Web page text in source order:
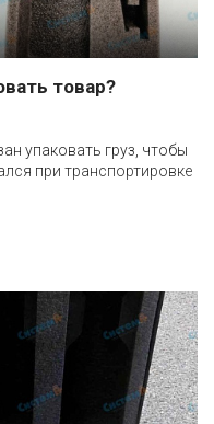
товар?
упаковать груз, чтобы
при транспортировке